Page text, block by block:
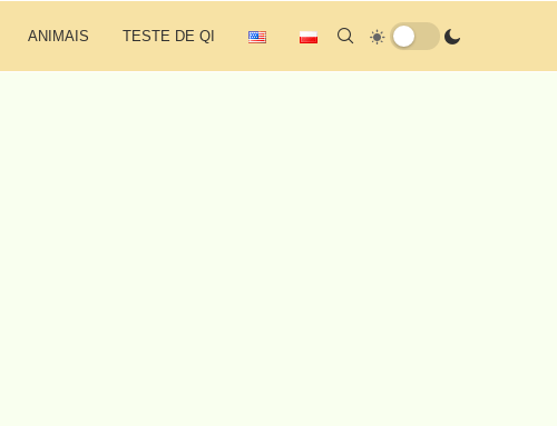
ANIMAIS TESTE DE QI